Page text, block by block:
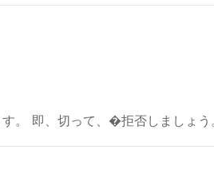
。 即、切って、�拒否しましょう